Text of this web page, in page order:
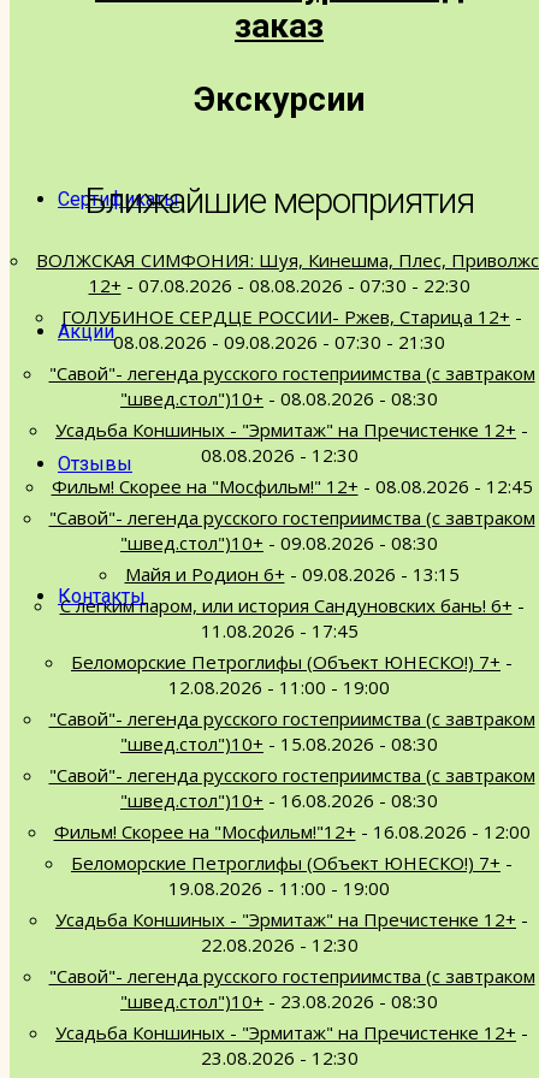
Экскурсии под заказ
Сертификаты
Акции
Отзывы
Контакты
заказ
Экскурсии
Ближайшие мероприятия
ВОЛЖСКАЯ СИМФОНИЯ: Шуя, Кинешма, Плес,
12+ - 07.08.2026 - 08.08.2026 - 07:30 - 22:30
ГОЛУБИНОЕ СЕРДЦЕ РОССИИ- Ржев, Старица 12+ -
08.08.2026 - 09.08.2026 - 07:30 - 21:30
"Савой"- легенда русского гостеприимства (с завтраком
"швед.стол")10+ - 08.08.2026 - 08:30
Усадьба Коншиных - "Эрмитаж" на Пречистенке 12+ -
08.08.2026 - 12:30
Фильм! Скорее на "Мосфильм!" 12+ - 08.08.2026 - 12:45
"Савой"- легенда русского гостеприимства (с завтраком
"швед.стол")10+ - 09.08.2026 - 08:30
Майя и Родион 6+ - 09.08.2026 - 13:15
С легким паром, или история Сандуновских бань! 6+ -
11.08.2026 - 17:45
Беломорские Петроглифы (Объект ЮНЕСКО!) 7+ -
12.08.2026 - 11:00 - 19:00
"Савой"- легенда русского гостеприимства (с завтраком
"швед.стол")10+ - 15.08.2026 - 08:30
"Савой"- легенда русского гостеприимства (с завтраком
"швед.стол")10+ - 16.08.2026 - 08:30
Фильм! Скорее на "Мосфильм!"12+ - 16.08.2026 - 12:00
Беломорские Петроглифы (Объект ЮНЕСКО!) 7+ -
19.08.2026 - 11:00 - 19:00
Усадьба Коншиных - "Эрмитаж" на Пречистенке 12+ -
22.08.2026 - 12:30
"Савой"- легенда русского гостеприимства (с завтраком
"швед.стол")10+ - 23.08.2026 - 08:30
Усадьба Коншиных - "Эрмитаж" на Пречистенке 12+ -
23.08.2026 - 12:30